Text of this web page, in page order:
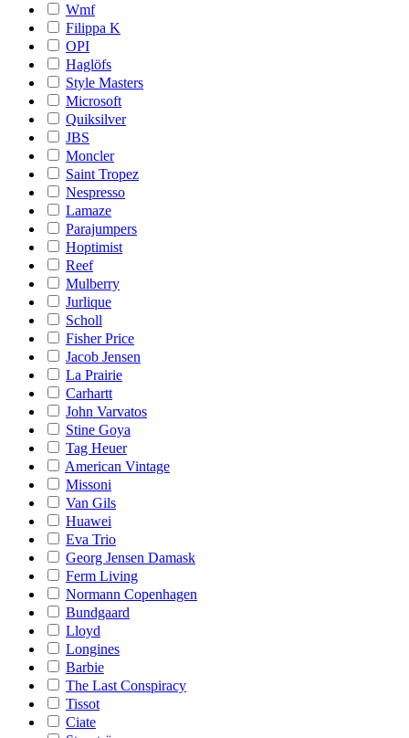
Wmf
Filippa K
OPI
Haglöfs
Style Masters
Microsoft
Quiksilver
JBS
Moncler
Saint Tropez
Nespresso
Lamaze
Parajumpers
Hoptimist
Reef
Mulberry
Jurlique
Scholl
Fisher Price
Jacob Jensen
La Prairie
Carhartt
John Varvatos
Stine Goya
Tag Heuer
American Vintage
Missoni
Van Gils
Huawei
Eva Trio
Georg Jensen Damask
Ferm Living
Normann Copenhagen
Bundgaard
Lloyd
Longines
Barbie
The Last Conspiracy
Tissot
Ciate